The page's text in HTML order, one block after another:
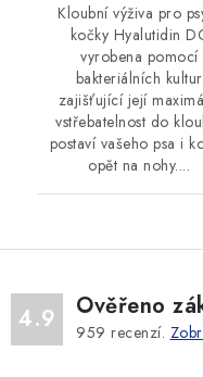
Kloubní výživa pro
kočky Hyalutidin
vyrobena pomocí
bakteriálních kultur
zajišťující její
vstřebatelnost do
postaví vašeho psa i
opět na nohy....
4.9 Ověřeno
959 recenzí.